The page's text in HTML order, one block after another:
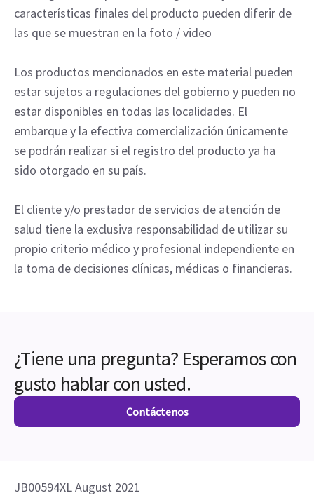
características finales del producto pueden diferir de
las que se muestran en la foto / video
Los productos mencionados en este material pueden
estar sujetos a regulaciones del gobierno y pueden no
estar disponibles en todas las localidades. El
embarque y la efectiva comercialización únicamente
se podrán realizar si el registro del producto ya ha
sido otorgado en su país.
El cliente y/o prestador de servicios de atención de
salud tiene la exclusiva responsabilidad de utilizar su
propio criterio médico y profesional independiente en
la toma de decisiones clínicas, médicas o financieras.
¿Tiene una pregunta? Esperamos con
gusto hablar con usted.
Contáctenos
JB00594XL August 2021